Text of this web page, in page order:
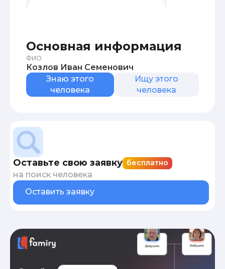
Основная информация
ФИО
Козлов Иван Семенович
Знаю этого
человека
Ищу этого
человека
Оставьте свою заявку бесплатно
на поиск человека
Оставить заявку